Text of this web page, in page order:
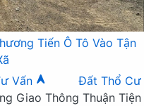
Tiến Ô Tô Vào Tận
Vấn
Đất Thổ Cư
Giao Thông Thuận Tiện